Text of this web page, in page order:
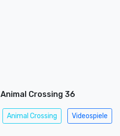
Animal Crossing 36
Animal Crossing Videospiele